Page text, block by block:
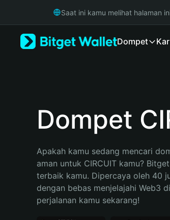
Русский
Bahasa Indonesia
Saat ini kamu melihat halaman
Dompet
Dompet
Apakah kamu sedang mencari
aman untuk CIRCUIT kamu?
terbaik kamu. Dipercaya oleh 40
dengan bebas menjelajahi Web3
perjalanan kamu sekarang!